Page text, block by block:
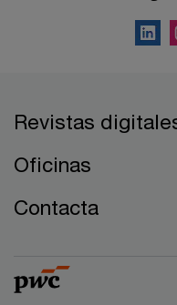
Revistas
Oficinas
Contacta